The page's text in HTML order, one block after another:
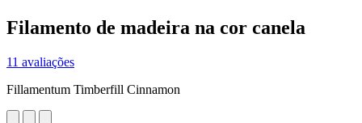
Filamento de madeira na cor canela
11 avaliações
Fillamentum Timberfill Cinnamon